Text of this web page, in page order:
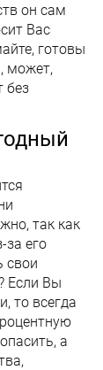
он сам
Вас
готовы
может,
без
так как
за его
свои
Если Вы
то всегда
а